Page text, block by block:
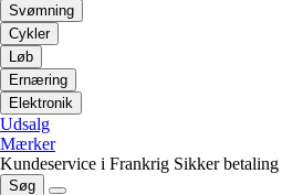
Svømning
Cykler
Løb
Ernæring
Elektronik
Udsalg
Mærker
Kundeservice i Frankrig Sikker betaling
Søg